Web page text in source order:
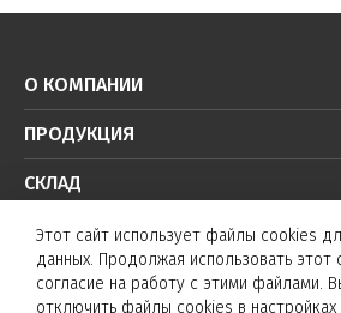
О КОМПАНИИ
ПРОДУКЦИЯ
СКЛАД
РЕШЕНИЯ
ТЕХПОДДЕРЖКА
Этот сайт использует файлы cookies
данных. Продолжая использовать этот
согласие на работу с этими файлами.
отключить файлы cookies в